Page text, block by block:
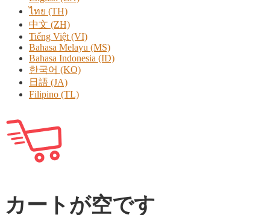
ไทย (TH)
中文 (ZH)
Tiếng Việt (VI)
Bahasa Melayu (MS)
Bahasa Indonesia (ID)
한국어 (KO)
日語 (JA)
Filipino (TL)
カートが空です